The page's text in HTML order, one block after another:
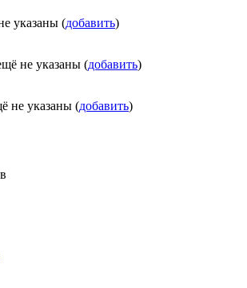
указаны (добавить)
не указаны (добавить)
не указаны (добавить)